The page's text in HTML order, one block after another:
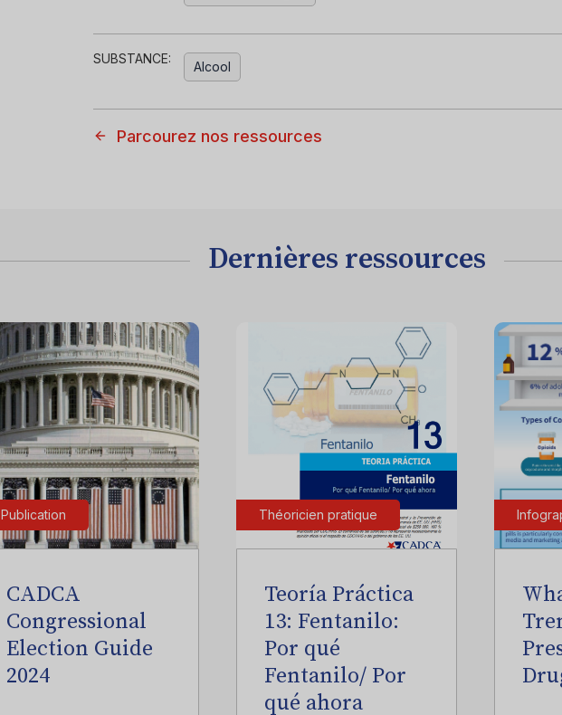
SUBSTANCE:
Alcool
Parcourez nos ressources
Dernières ressources
Publication
CADCA
Congressional
Election Guide
2024
Théoricien pratique
Teoría Práctica
13: Fentanilo:
Por qué
Fentanilo/ Por
qué ahora